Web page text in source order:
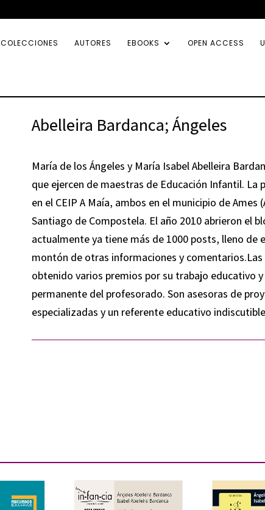
COLECCIONES AUTORES EBOOKS OPEN ACCESS
Abelleira Bardanca; Ángeles
María de los Ángeles y María Isabel Abelleira
que ejercen de maestras de Educación Infantil. La
en el CEIP A Maía, ambos en el municipio de
Santiago de Compostela. El año 2010 abrieron el
actualmente ya tiene más de 1000 posts, lleno de
montón de otras informaciones y comentarios.Las
obtenido varios premios por su trabajo educativo
permanente del profesorado. Son asesoras de
especializadas y un referente educativo